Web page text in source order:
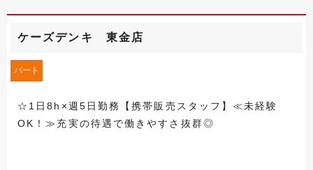
ケーズデンキ 東金店
パート
☆1日8h×週5日勤務【携帯販売スタッフ】≪未経験
OK！≫充実の待遇で働きやすさ抜群◎